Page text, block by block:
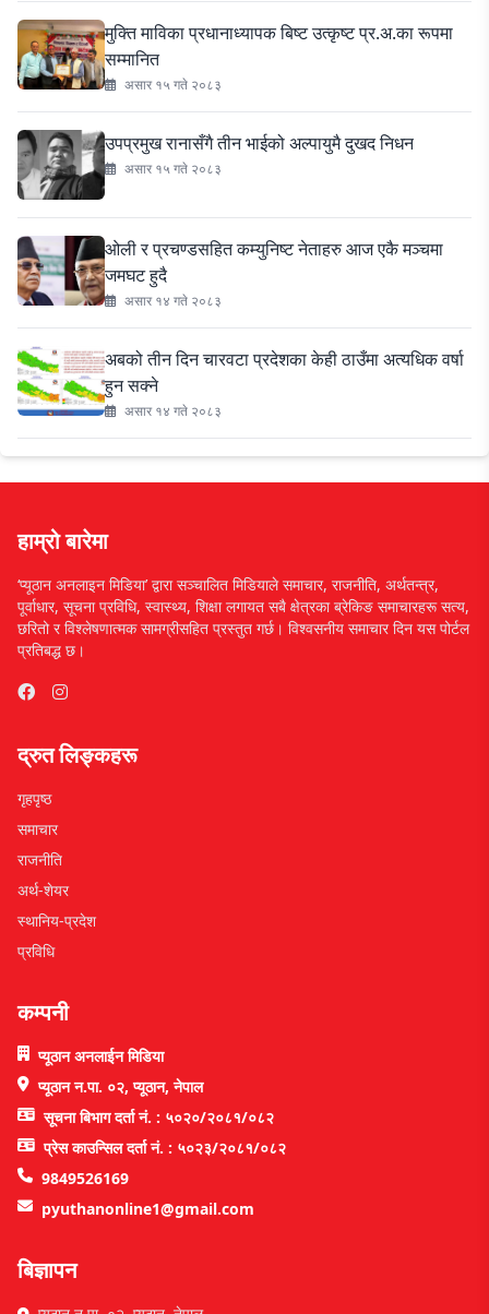
मुक्ति माविका प्रधानाध्यापक बिष्ट उत्कृष्ट प्र.अ.का रूपमा
सम्मानित
असार १५ गते २०८३
उपप्रमुख रानासँगै तीन भाईको अल्पायुमै दुखद निधन
असार १५ गते २०८३
ओली र प्रचण्डसहित कम्युनिष्ट नेताहरु आज एकै मञ्चमा
जमघट हुदै
असार १४ गते २०८३
अबको तीन दिन चारवटा प्रदेशका केही ठाउँमा अत्यधिक वर्षा
हुन सक्ने
असार १४ गते २०८३
हाम्रो बारेमा
‘प्यूठान अनलाइन मिडिया’ द्वारा सञ्चालित मिडियाले समाचार, राजनीति, अर्थतन्त्र,
पूर्वाधार, सूचना प्रविधि, स्वास्थ्य, शिक्षा लगायत सबै क्षेत्रका ब्रेकिङ समाचारहरू सत्य,
छरितो र विश्लेषणात्मक सामग्रीसहित प्रस्तुत गर्छ। विश्वसनीय समाचार दिन यस पोर्टल
प्रतिबद्ध छ।
द्रुत लिङ्कहरू
गृहपृष्ठ
समाचार
राजनीति
अर्थ-शेयर
स्थानिय-प्रदेश
प्रविधि
कम्पनी
प्यूठान अनलाईन मिडिया
प्यूठान न.पा. ०२, प्यूठान, नेपाल
सूचना बिभाग दर्ता नं. : ५०२०/२०८१/०८२
प्रेस काउन्सिल दर्ता नं. : ५०२३/२०८१/०८२
9849526169
pyuthanonline1@gmail.com
बिज्ञापन